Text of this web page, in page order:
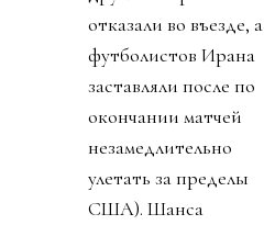
отказали во въезде, а
футболистов Ирана
заставляли после по
окончании матчей
незамедлительно
улетать за пределы
США). Шанса